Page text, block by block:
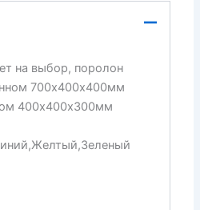
на выбор, поролон
700х400х400мм
400х400х300мм